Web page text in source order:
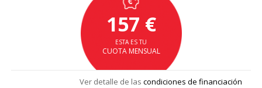
157 €
ESTA ES TU
CUOTA MENSUAL
Ver detalle de las condiciones de financiación